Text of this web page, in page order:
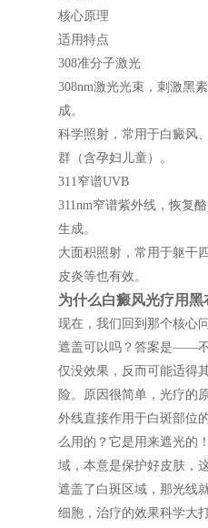
核心原理
适用特点
308准分子激光
308nm激光光束，刺激黑
成。
科学照射，常用于白癜风
群（含孕妇儿童）。
311窄谱UVB
311nm窄谱紫外线，恢复
生成。
大面积照射，常用于躯干
皮炎等也有效。
为什么白癜风光疗用黑
现在，我们回到那个核心
遮盖可以吗？答案是——
仅没效果，反而可能适得
险。原因很简单，光疗的
外线直接作用于白斑部位
么用的？它是用来遮光的
域，本意是保护好皮肤，
遮盖了白斑区域，那光线
细胞，治疗的效果科学大